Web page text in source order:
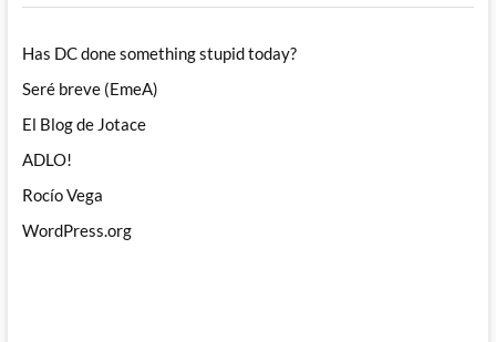
Has DC done something stupid today?
Seré breve (EmeA)
El Blog de Jotace
ADLO!
Rocío Vega
WordPress.org